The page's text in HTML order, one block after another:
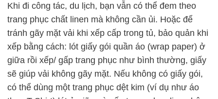
Khi đi công tác, du lịch, bạn vẫn có thể đem theo
trang phục chất linen mà không cần ủi. Hoặc để
tránh gãy mặt vải khi xếp cấp trong tủ, bảo quản khi
xếp bằng cách: lót giấy gói quần áo (wrap paper) ở
giữa rồi xếp/ gấp trang phục như bình thường, giấy
sẽ giúp vải không gãy mặt. Nếu không có giấy gói,
có thể dùng một trang phục dệt kim (ví dụ như áo